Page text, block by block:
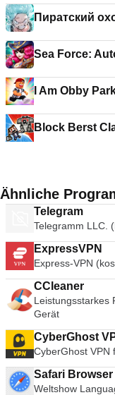
Пиратский
Sea Force:
I Am Obby
Block Berst
Ähnliche
Telegram
Telegramm LLC.
ExpressVPN
Express-VPN
CCleaner
Leistungsstarkes
Gerät
CyberGhost
CyberGhost VPN
Safari Browser
Weltshow